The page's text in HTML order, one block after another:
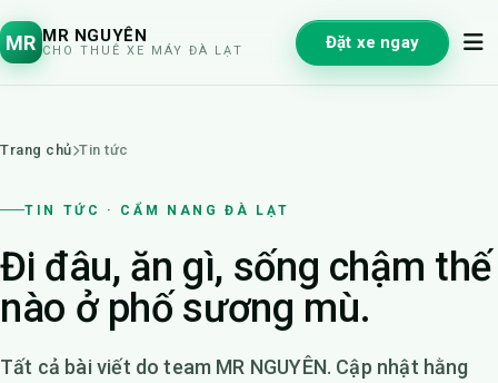
MR MR NGUYÊN
CHO THUÊ XE MÁY ĐÀ LẠT Đặt xe ngay
Trang chủ Tin tức
TIN TỨC · CẨM NANG ĐÀ LẠT
Đi đâu, ăn gì, sống chậm thế
nào ở phố sương mù.
Tất cả bài viết do team MR NGUYÊN. Cập nhật hằng